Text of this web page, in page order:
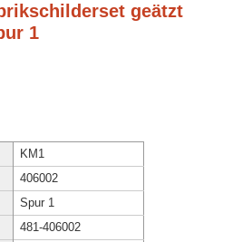
geätzt
1
KM1
406002
Spur 1
481-406002